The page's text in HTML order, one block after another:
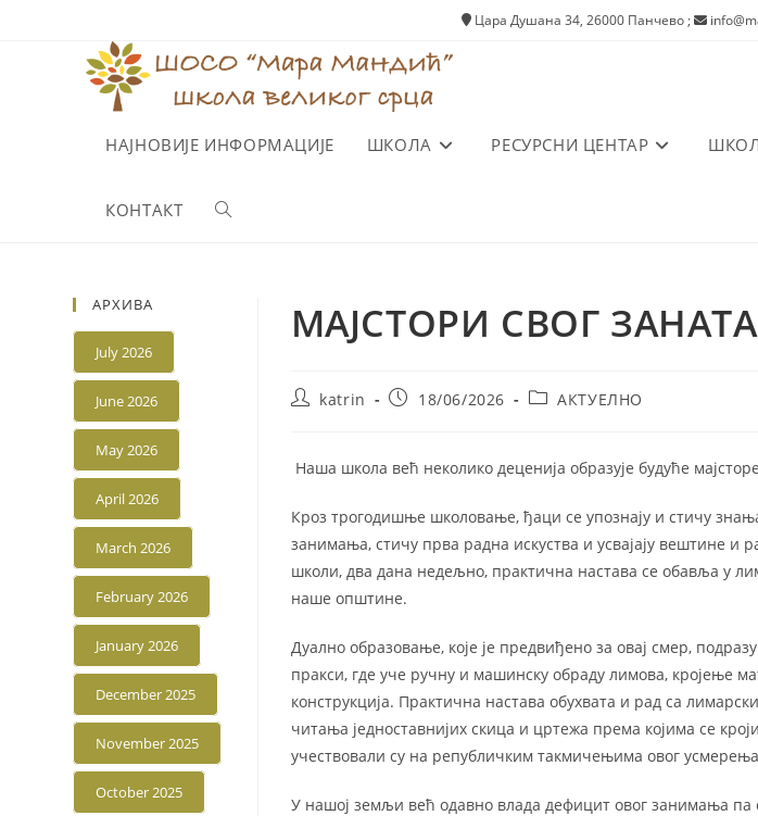
Цара Душана 34, 26000 Панчево ;
НАЈНОВИЈЕ ИНФОРМАЦИЈЕ ШКОЛА РЕСУРСНИ ЦЕНТАР
КОНТАКТ Toggle
МАЈСТОРИ СВОГ ЗАНАТА
Postkatrin
Post18/06/2026
PostАКТУЕЛНО
Наша школа већ неколико деценија образује будуће
Кроз трогодишње школовање, ђаци се упознају и стичу
занимања, стичу прва радна искуства и усвајају вештине и
школи, два дана недељно, практична настава се обавља у
наше општине.
Дуално образовање, које је предвиђено за овај смер,
пракси, где уче ручну и машинску обраду лимова, кројење
конструкција. Практична настава обухвата и рад са
читања једноставнијих скица и цртежа према којима се
учествовали су на републичким такмичењима овог
У нашој земљи већ одавно влада дефицит овог занимања па
АРХИВА
July 2026
June 2026
May 2026
April 2026
March 2026
February 2026
January 2026
December 2025
November 2025
October 2025